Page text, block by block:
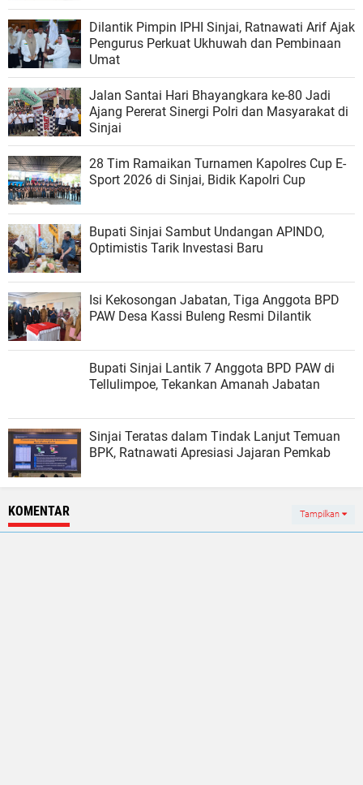
Dilantik Pimpin IPHI Sinjai, Ratnawati Arif Ajak
Pengurus Perkuat Ukhuwah dan Pembinaan
Umat
Jalan Santai Hari Bhayangkara ke-80 Jadi
Ajang Pererat Sinergi Polri dan Masyarakat di
Sinjai
28 Tim Ramaikan Turnamen Kapolres Cup E-
Sport 2026 di Sinjai, Bidik Kapolri Cup
Bupati Sinjai Sambut Undangan APINDO,
Optimistis Tarik Investasi Baru
Isi Kekosongan Jabatan, Tiga Anggota BPD
PAW Desa Kassi Buleng Resmi Dilantik
Bupati Sinjai Lantik 7 Anggota BPD PAW di
Tellulimpoe, Tekankan Amanah Jabatan
Sinjai Teratas dalam Tindak Lanjut Temuan
BPK, Ratnawati Apresiasi Jajaran Pemkab
KOMENTAR Tampilkan